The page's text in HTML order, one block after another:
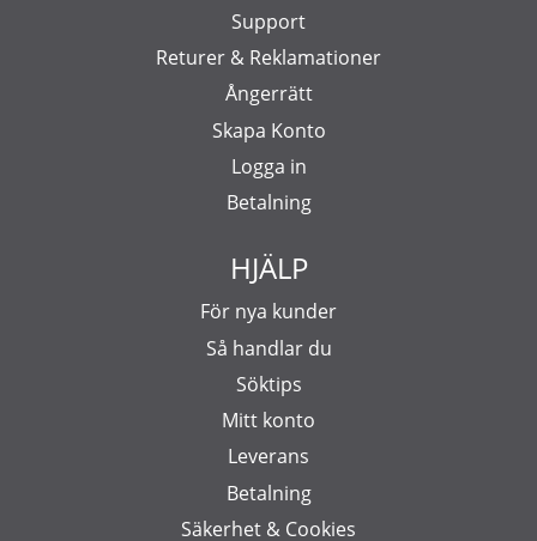
Support
Returer & Reklamationer
Ångerrätt
Skapa Konto
Logga in
Betalning
HJÄLP
För nya kunder
Så handlar du
Söktips
Mitt konto
Leverans
Betalning
Säkerhet & Cookies